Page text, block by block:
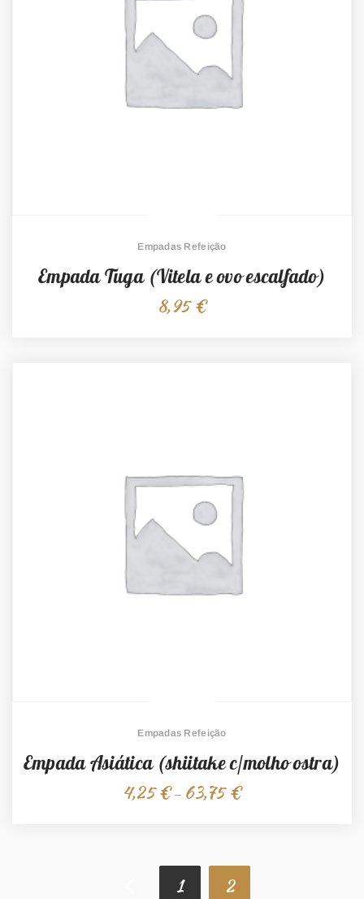
Empadas Refeição
Empada Tuga (Vitela e ovo escalfado)
8,95€
Empadas Refeição
Empada Asiática (shiitake c/molho ostra)
4,25€ – 63,75€Price
63,75 €
1 2